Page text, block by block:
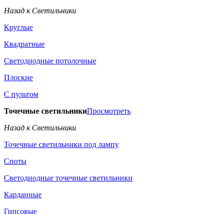
Назад к Светильники
Круглые
Квадратные
Светодиодные потолочные
Плоские
С пультом
Точечные светильникиПросмотреть
Назад к Светильники
Точечные светильники под лампу
Споты
Светодиодные точечные светильники
Карданные
Гипсовые